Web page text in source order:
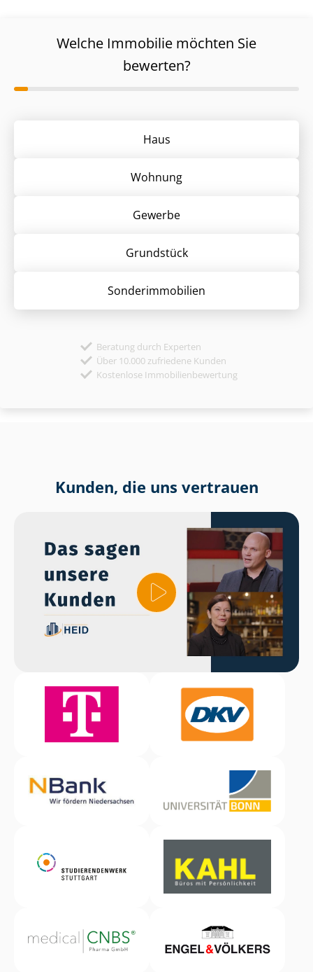
Welche Immobilie möchten Sie
bewerten?
Haus
Wohnung
Gewerbe
Grund­stück
Sonder­immobilien
Beratung durch Experten
Über 10.000 zufriedene Kunden
Kostenlose Immobilienbewertung
Kunden, die uns vertrauen